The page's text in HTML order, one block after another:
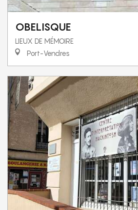
OBELISQUE
LIEUX DE MÉMOIRE
Port-Vendres